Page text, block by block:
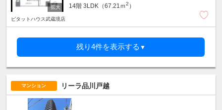
14階 3LDK（67.21ｍ2 ）
ピタットハウス武蔵境店
残り4件を表示する ▼
マンション リーラ品川戸越